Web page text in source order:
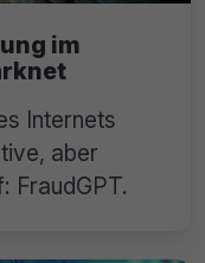
im
Internets
aber
FraudGPT.